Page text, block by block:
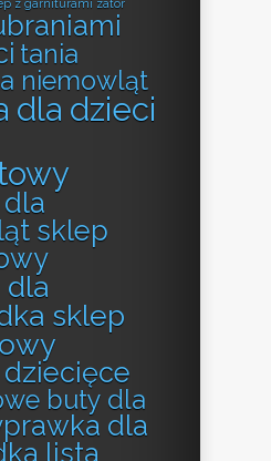
z garniturami zator
tania
niemowląt
dla dzieci
sklep
dla
sklep
buty dla
dla
lista